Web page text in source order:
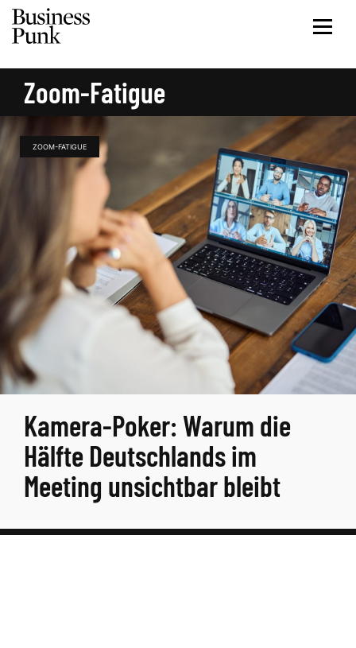
Zoom-Fatigue
ZOOM-FATIGUE
Kamera-Poker: Warum die
Hälfte Deutschlands im
Meeting unsichtbar bleibt